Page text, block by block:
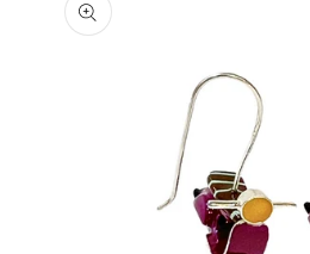
información
del producto